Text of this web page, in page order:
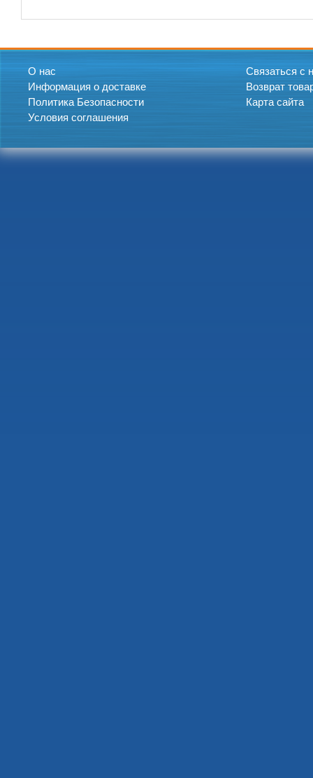
О нас
Информация о доставке
Политика Безопасности
Условия соглашения
Связаться с
Возврат
Карта сайта